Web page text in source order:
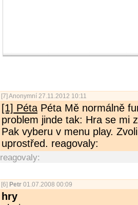
[7] Anonymní 27.11.2012 10:11
[1] Péta Péta Mě normálně
problem jinde tak: Hra se mi
Pak vyberu v menu play.
uprostřed. reagovaly:
reagovaly:
[6] Petr 01.07.2008 00:09
hry